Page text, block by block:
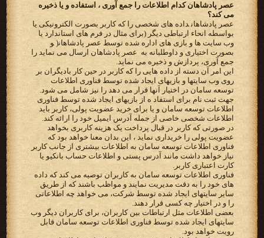
عصر پادشاهان کدام اطلاعات را جمع آوری ، استفاده و یا ذخیره
می کند؟
‫‪ عصر پادشاهان‬داده های شخصی را که کاربر بصورت الکترونیکی یا
بواسطه انحاء ارتباطی دیگر (برای مثال در فرم های‬ ‫استاندارد یا
وب سایت ها و بازی های اداره شده توسط ‪ )عصر پادشاهان‬و
بصورت اختیاری و داوطلبانه به ‪ عصر پادشاهان ‬ارسال‬ ‫می نماید را
جمع آوری، پردازش و ذخیره می نماید.‬
این امر آن دسته از داده هایی را که کاربر در حین کار بادیگران بر
روی وب سایتها و بازیهای ایجاد شده توسط فناوری اطلاعات
توسعه سامان در اختیار آنها قرار می دهد را نیز شامل می شود.
جهت ثبت نام برای استفاد ه از بازیهای ایجاد شده توسط فناوری
اطلاعات توسعه سامان و یا برای خرید عضویت پولی، کاربر باید
اطلاعات شخصی خاصی از جمله آدرس ایمیل خود را ارائه کند.
در صورتی که کاربر در قبال پرداخت یک هزینه کاربری بخواهد
عضویت پولی را خریداری نماید ، این بدان معنا خواهد بود که
فناوری اطلاعات توسعه سامان به اطلاعات بیشتری از جانب کاربر
نیاز خواهد داشت مانند آدرس پستی و اطلاعات حساب بانکیو یا
کارت اعتباری کاربر.
فناوری اطلاعات توسعه سامان به کاربران توصیه می کند که داده
های خود را به دقت مدیریت نمایند و مواظب باشند که از طریق
سایر سایتهای ایجاد شده توسط شرکت، می خواهد چه اطلاعاتی
را و در اختیار چه کسی قرار دهند.
بعضی اطلاعات مثل ارتباطات بین کاربران، برای کاربران دیگر وب
سایتهای ایجاد شده توسط فناوری اطلاعات توسعه سامان قابل
رویت خواهد بود.